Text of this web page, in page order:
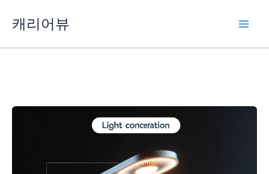
캐리어뷰